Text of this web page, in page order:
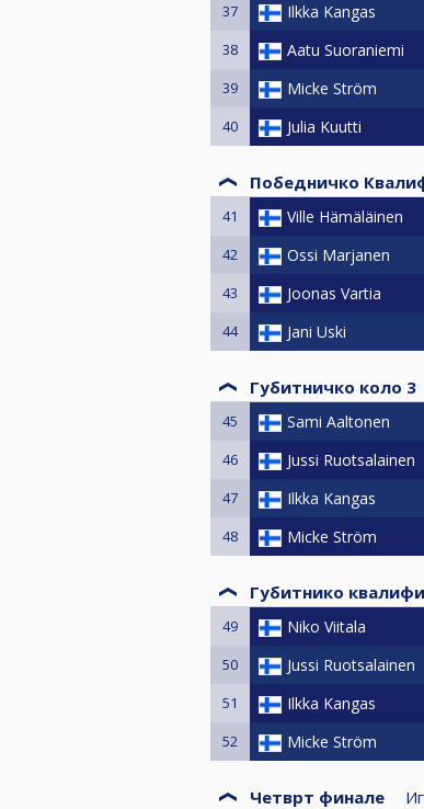
37 Ilkka Kangas
38 Aatu Suoraniemi
39 Micke Ström
40 Julia Kuutti
Победничко
41 Ville Hämäläinen
42 Ossi Marjanen
43 Joonas Vartia
44 Jani Uski
Губитничко коло 3
45 Sami Aaltonen
46 Jussi Ruotsalainen
47 Ilkka Kangas
48 Micke Ström
Губитнико
49 Niko Viitala
50 Jussi Ruotsalainen
51 Ilkka Kangas
52 Micke Ström
Четврт финале